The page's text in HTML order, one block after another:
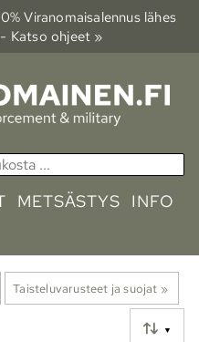
Viranomais­alennus lähes
Katso ohjeet »
METSÄSTYS INFO
Taisteluvarusteet ja suojat ‪»
▼